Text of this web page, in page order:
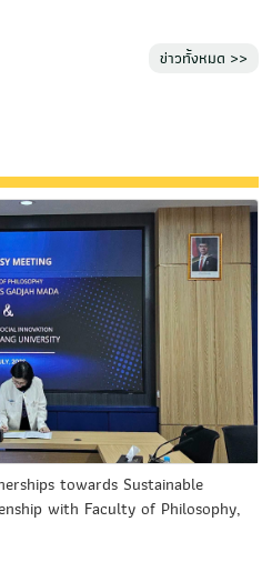
ข่าวทั้งหมด >>
towards Sustainable
with Faculty of Philosophy,